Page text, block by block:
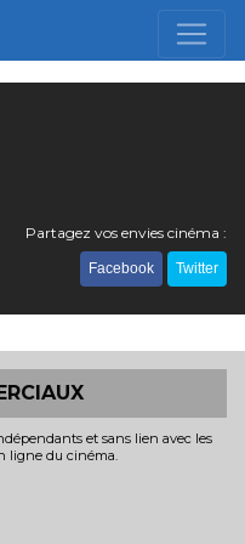
Partagez vos envies cinéma :
Facebook Twitter
et sans lien avec les
ligne du cinéma.